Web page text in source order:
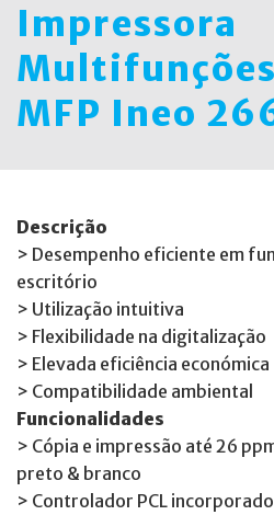
Impressora
MFP Ineo
Descrição
> Desempenho eficiente em
escritório
> Utilização intuitiva
> Flexibilidade na digitalização
> Elevada eficiência económica
> Compatibilidade ambiental
Funcionalidades
> Cópia e impressão até 26
preto & branco
> Controlador PCL incorporado